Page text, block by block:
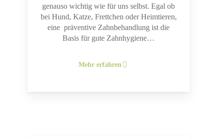
genauso wichtig wie für uns selbst. Egal ob
bei Hund, Katze, Frettchen oder Heimtieren,
eine präventive Zahnbehandlung ist die
Basis für gute Zahnhygiene…
Mehr erfahren